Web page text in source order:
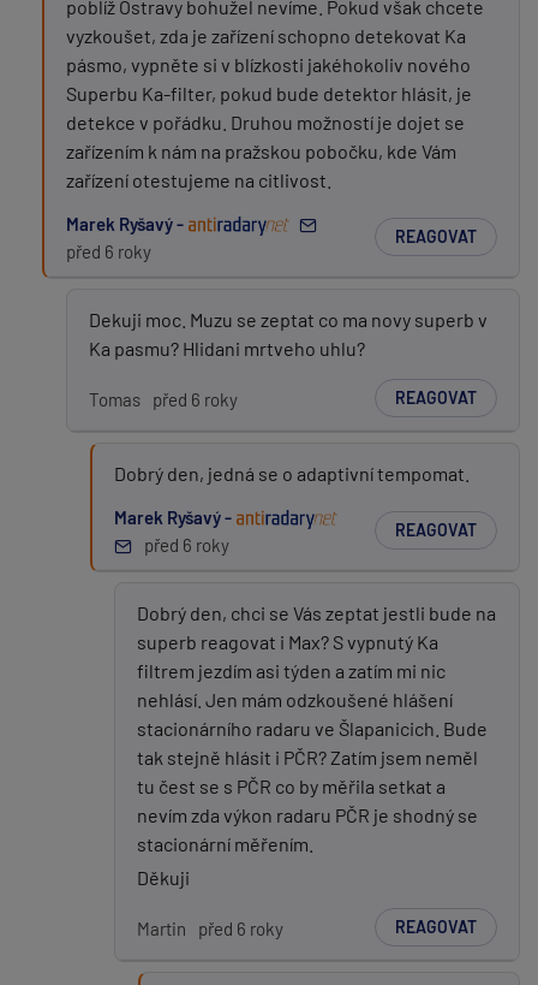
poblíž Ostravy bohužel nevíme. Pokud však chcete
vyzkoušet, zda je zařízení schopno detekovat Ka
pásmo, vypněte si v blízkosti jakéhokoliv nového
Superbu Ka-filter, pokud bude detektor hlásit, je
detekce v pořádku. Druhou možností je dojet se
zařízením k nám na pražskou pobočku, kde Vám
zařízení otestujeme na citlivost.
Marek Ryšavý -
před 6 roky
REAGOVAT
Dekuji moc. Muzu se zeptat co ma novy superb v
Ka pasmu? Hlidani mrtveho uhlu?
Tomas před 6 roky REAGOVAT
Dobrý den, jedná se o adaptivní tempomat.
Marek Ryšavý -
před 6 roky
REAGOVAT
Dobrý den, chci se Vás zeptat jestli bude na
superb reagovat i Max? S vypnutý Ka
filtrem jezdím asi týden a zatím mi nic
nehlásí. Jen mám odzkoušené hlášení
stacionárního radaru ve Šlapanicich. Bude
tak stejně hlásit i PČR? Zatím jsem neměl
tu čest se s PČR co by měřila setkat a
nevím zda výkon radaru PČR je shodný se
stacionární měřením.
Děkuji
Martin před 6 roky REAGOVAT